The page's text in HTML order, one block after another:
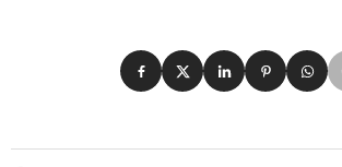
Condividi su Facebook
Condividi su X
Condividi su
Condividi